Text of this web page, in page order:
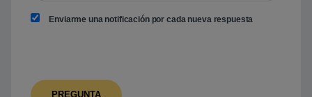
Enviarme una notificación por cada nueva respuesta